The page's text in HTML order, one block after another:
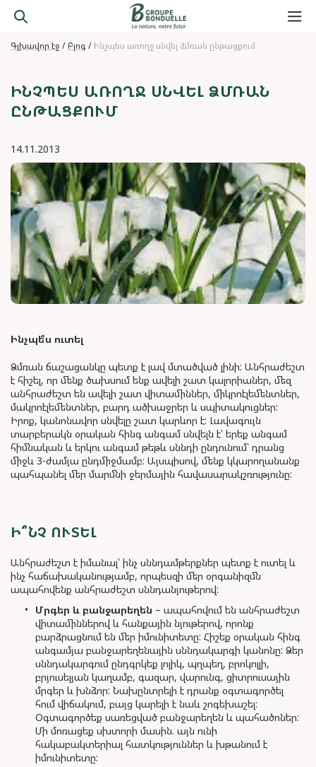
Գլխավոր էջ Բլոգ Ինչպես առողջ սնվել ձմռան ընթացքում
ԻՆՉՊԵՍ ԱՌՈՂՋ ՍՆՎԵԼ ՁՄՌԱՆ
ԸՆԹԱՑՔՈՒՄ
14.11.2013
Ինչպե՞ս ուտել
Ձմռան ճաշացանկը պետք է լավ մտածված լինի: Անհրաժեշտ
է հիշել, որ մենք ծախսում ենք ավելի շատ կալորիաներ, մեզ
անհրաժեշտ են ավելի շատ վիտամիններ, միկրոէլեմենտներ,
մակրոէլեմենտներ, բարդ ածխաջրեր և սպիտակուցներ:
Իրոք, կանոնավոր սնվելը շատ կարևոր է: Լավագույն
տարբերակն օրական հինգ անգամ սնվելն է՝ երեք անգամ
հիմնական և երկու անգամ թեթև սննդի ընդունում՝ դրանց
միջև 3-ժամյա ընդմիջմամբ: Այսպիսով, մենք կկարողանանք
պահպանել մեր մարմնի ջերմային հավասարակշռությունը:
Ի՞ՆՉ ՈՒՏԵԼ
Անհրաժեշտ է իմանալ՝ ինչ սննդամթերքներ պետք է ուտել և
ինչ հաճախականությամբ, որպեսզի մեր օրգանիզմն
ապահովենք անհրաժեշտ սննդանյութերով:
Մրգեր և բանջարեղեն – ապահովում են անհրաժեշտ
վիտամիններով և հանքային նյութերով, որոնք
բարձրացնում են մեր իմունիտետը: Հիշեք օրական հինգ
անգամյա բանջարեղենային սննդակարգի կանոնը: Ձեր
սննդակարգում ընդգրկեք լոլիկ, պղպեղ, բրոկոլլի,
բրյուսելյան կաղամբ, գազար, վարունգ, ցիտրուսային
մրգեր և խնձոր: Նախընտրելի է դրանք օգտագործել
հում վիճակում, բայց կարելի է նաև շոգեխաշել:
Օգտագործեք սառեցված բանջարեղեն և պահածոներ:
Մի մոռացեք սխտորի մասին. այն ունի
հակաբակտերիալ հատկություններ և խթանում է
իմունիտետը: